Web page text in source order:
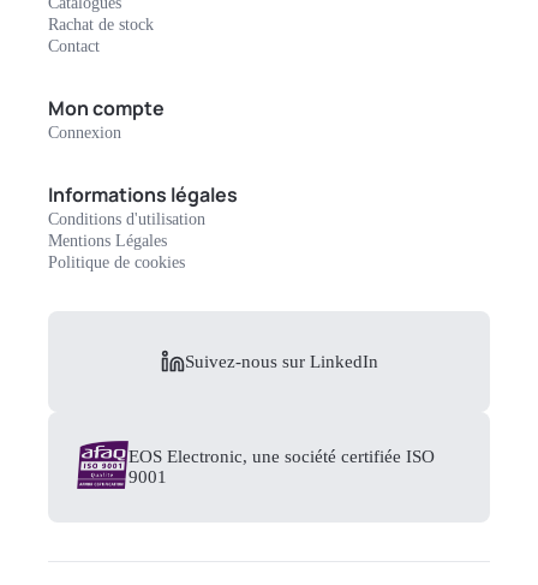
Rachat de stock
Contact
Mon compte
Connexion
Informations légales
Conditions d'utilisation
Mentions Légales
Politique de cookies
Suivez-nous sur LinkedIn
EOS Electronic, une société certifiée ISO
9001